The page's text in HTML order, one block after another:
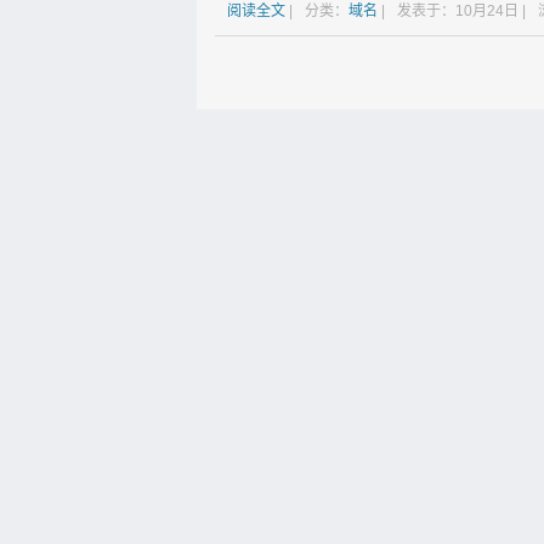
阅读全文 分类： 域名 发表于：10月24日 |